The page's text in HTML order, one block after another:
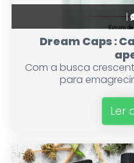
|
Dream Caps :
Com a busca
para
Ler